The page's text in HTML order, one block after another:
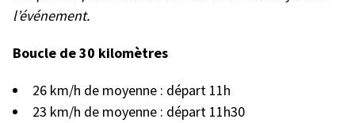
l’événement.
Boucle de 30 kilomètres
26 km/h de moyenne : départ 11h
23 km/h de moyenne : départ 11h30